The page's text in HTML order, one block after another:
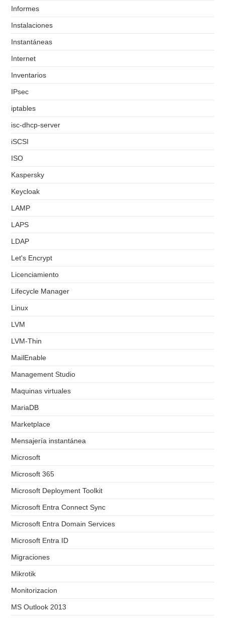
Informes
Instalaciones
Instantáneas
Internet
Inventarios
IPsec
iptables
isc-dhcp-server
iSCSI
ISO
Kaspersky
Keycloak
LAMP
LAPS
LDAP
Let's Encrypt
Licenciamiento
Lifecycle Manager
Linux
LVM
LVM-Thin
MailEnable
Management Studio
Maquinas virtuales
MariaDB
Marketplace
Mensajería instantánea
Microsoft
Microsoft 365
Microsoft Deployment Toolkit
Microsoft Entra Connect Sync
Microsoft Entra Domain Services
Microsoft Entra ID
Migraciones
Mikrotik
Monitorizacion
MS Outlook 2013